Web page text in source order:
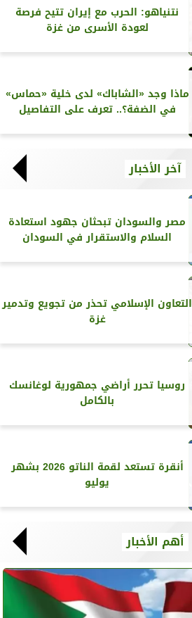
نتنياهو: الحرب مع إيران تتيح فرصة
لعودة الأسرى من غزة
ماذا وجد «الشاباك» لدى خلية «حماس»
في الضفة؟.. تعرف على التفاصيل
آخر الأخبار
مصر والسودان تبحثان جهود استعادة
السلام والاستقرار في السودان
التعاون الإسلامي تحذر من تجويع وتدمير
غزة
روسيا تحرر أراضي جمهورية لوغانسك
بالكامل
أنقرة تستعد لقمة الناتو 2026 بشهر
يوليو
أهم الأخبار